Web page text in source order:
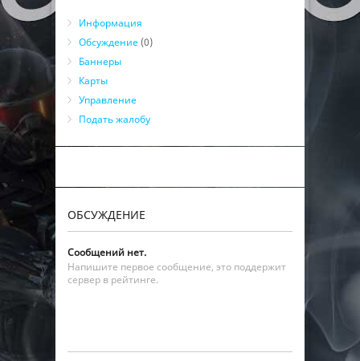
Информация
Обсуждение (0)
Баннеры
Карты
Управление
Подать жалобу
ОБСУЖДЕНИЕ
Сообщений нет.
Напишите первое сообщение, это поддержит
сервер в рейтинге.